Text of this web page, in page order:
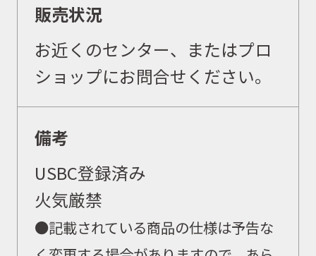
取扱商品
取扱ブランド
商品カタログ
取扱店舗
販売状況
お近くのセンター、またはプロ
ショップにお問合せください。
備考
USBC登録済み
火気厳禁
●記載されている商品の仕様は予告な